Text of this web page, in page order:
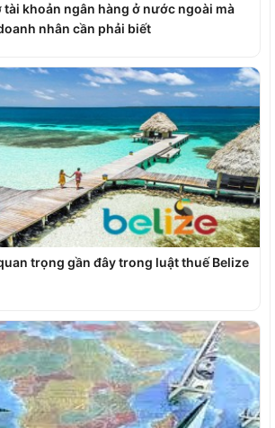
tài khoản ngân hàng ở nước ngoài mà
nhân cần phải biết
trọng gần đây trong luật thuế Belize